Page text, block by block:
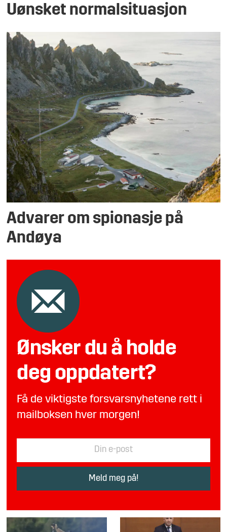
Uønsket normalsituasjon
Advarer om spionasje på
Andøya
Ønsker du å holde
deg oppdatert?
Få de viktigste forsvarsnyhetene rett i
mailboksen hver morgen!